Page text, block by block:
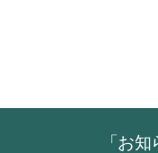
「お